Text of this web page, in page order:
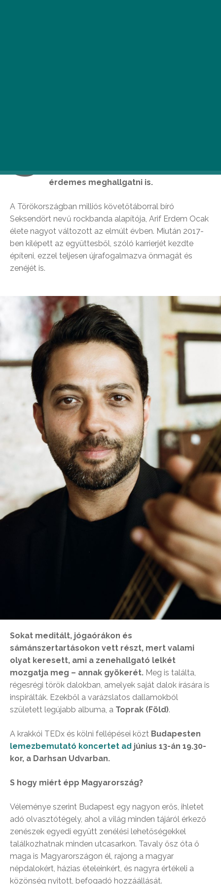
S
Magyarországon? Igen, lehetséges, és
érdemes meghallgatni is.
A Törökországban milliós követőtáborral bíró
Seksendört nevű rockbanda alapítója, Arif Erdem Ocak
élete nagyot változott az elmúlt évben. Miután 2017-
ben kilépett az együttesből, szóló karrierjét kezdte
építeni, ezzel teljesen újrafogalmazva önmagát és
zenéjét is.
Sokat meditált, jógaórákon és
sámánszertartásokon vett részt, mert valami
olyat keresett, ami a zenehallgató lelkét
mozgatja meg – annak gyökerét. Meg is találta,
régesrégi török dalokban, amelyek saját dalok írására is
inspirálták. Ezekből a varázslatos dallamokból
született legújabb albuma, a Toprak (Föld).
A krakkói TEDx és kölni fellépései közt Budapesten
lemezbemutató koncertet ad június 13-án 19.30-
kor, a Darhsan Udvarban.
S hogy miért épp Magyarország?
Véleménye szerint Budapest egy nagyon erős, ihletet
adó olvasztótégely, ahol a világ minden tájáról érkező
zenészek egyedi együtt zenélési lehetőségekkel
találkozhatnak minden utcasarkon. Tavaly ősz óta ő
maga is Magyarországon él, rajong a magyar
népdalokért, házias ételeinkért, és nagyra értékeli a
közönség nyitott, befogadó hozzáállását.